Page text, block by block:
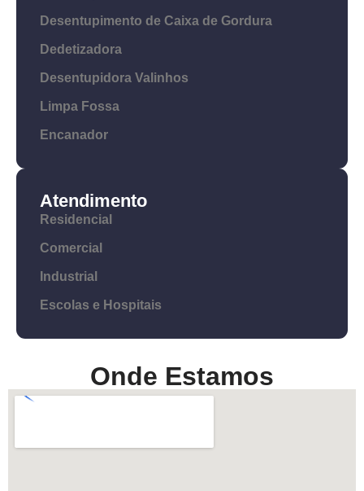
Desentupimento de Caixa de Gordura
Dedetizadora
Desentupidora Valinhos
Limpa Fossa
Encanador
Atendimento
Residencial
Comercial
Industrial
Escolas e Hospitais
Onde Estamos